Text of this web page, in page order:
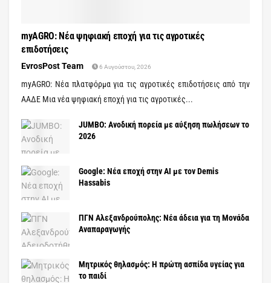
myAGRO: Νέα ψηφιακή εποχή για τις αγροτικές
επιδοτήσεις
EvrosPost Team 6 Αυγούστου, 2026
myAGRO: Νέα πλατφόρμα για τις αγροτικές επιδοτήσεις από την
ΑΑΔΕ Μια νέα ψηφιακή εποχή για τις αγροτικές...
JUMBO: Ανοδική πορεία με αύξηση πωλήσεων το
2026
Google: Νέα εποχή στην AI με τον Demis
Hassabis
ΠΓΝ Αλεξανδρούπολης: Νέα άδεια για τη Μονάδα
Αναπαραγωγής
Μητρικός θηλασμός: Η πρώτη ασπίδα υγείας για
το παιδί